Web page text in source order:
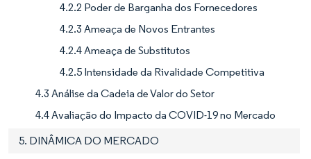
4.2.2 Poder de Barganha dos Fornecedores
4.2.3 Ameaça de Novos Entrantes
4.2.4 Ameaça de Substitutos
4.2.5 Intensidade da Rivalidade Competitiva
4.3 Análise da Cadeia de Valor do Setor
4.4 Avaliação do Impacto da COVID-19 no Mercado
5. DINÂMICA DO MERCADO